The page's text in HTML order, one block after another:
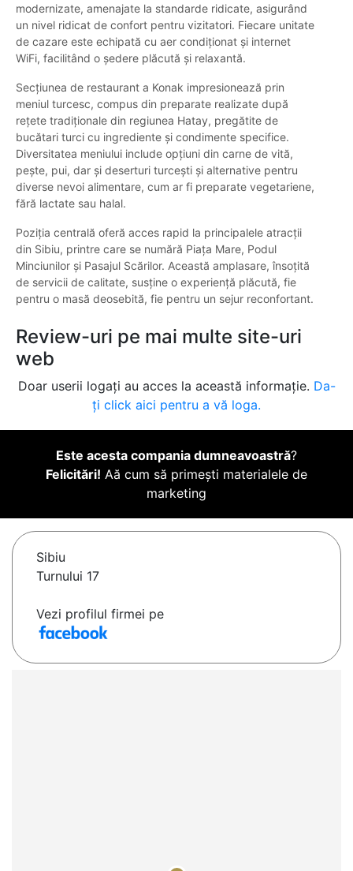
modernizate, amenajate la standarde ridicate, asigurând
un nivel ridicat de confort pentru vizitatori. Fiecare unitate
de cazare este echipată cu aer condiționat și internet
WiFi, facilitând o ședere plăcută și relaxantă.
Secțiunea de restaurant a Konak impresionează prin
meniul turcesc, compus din preparate realizate după
rețete tradiționale din regiunea Hatay, pregătite de
bucătari turci cu ingrediente și condimente specifice.
Diversitatea meniului include opțiuni din carne de vită,
pește, pui, dar și deserturi turcești și alternative pentru
diverse nevoi alimentare, cum ar fi preparate vegetariene,
fără lactate sau halal.
Poziția centrală oferă acces rapid la principalele atracții
din Sibiu, printre care se numără Piața Mare, Podul
Minciunilor și Pasajul Scărilor. Această amplasare, însoțită
de servicii de calitate, susține o experiență plăcută, fie
pentru o masă deosebită, fie pentru un sejur reconfortant.
Review-uri pe mai multe site-uri
web
Doar userii logați au acces la această informație. Da-
ți click aici pentru a vă loga.
Este acesta compania dumneavoastră?
Felicitări! Aă cum să primești materialele de
marketing
Sibiu
Turnului 17
Vezi profilul firmei pe